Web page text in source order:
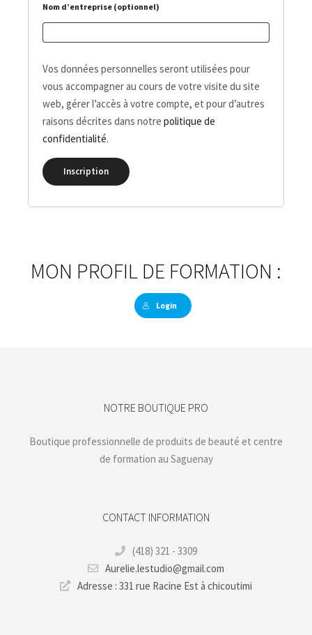
Nom d’entreprise (optionnel)
Vos données personnelles seront utilisées pour
vous accompagner au cours de votre visite du site
web, gérer l’accès à votre compte, et pour d’autres
raisons décrites dans notre politique de
confidentialité.
Inscription
MON PROFIL DE FORMATION :
Login
NOTRE BOUTIQUE PRO
Boutique professionnelle de produits de beauté et centre
de formation au Saguenay
CONTACT INFORMATION
(418) 321 - 3309
Aurelie.lestudio@gmail.com
Adresse : 331 rue Racine Est à chicoutimi